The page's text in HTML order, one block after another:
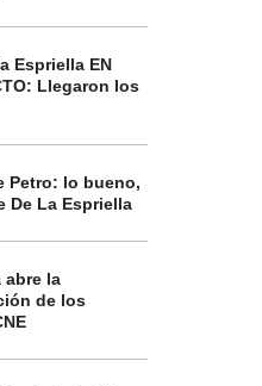
Espriella EN
Llegaron los
Petro: lo bueno,
De La Espriella
abre la
de los